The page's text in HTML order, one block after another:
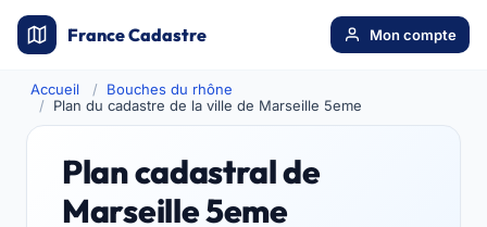
France Cadastre Mon compte
Accueil
Bouches du rhône
Plan du cadastre de la ville de Marseille 5eme
Plan cadastral de
Marseille 5eme